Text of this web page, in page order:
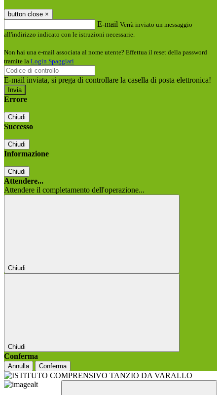
button close ×
E-mail Verrà inviato un messaggio
all'indirizzo indicato con le istruzioni necessarie.
Non hai una e-mail associata al nome utente? Effettua il reset della password
tramite la Login Spaggiari
E-mail inviata, si prega di controllare la casella di posta elettronica!
Errore
Chiudi
Successo
Chiudi
Informazione
Chiudi
Attendere...
Attendere il completamento dell'operazione...
Chiudi
Chiudi
Conferma
Annulla Conferma